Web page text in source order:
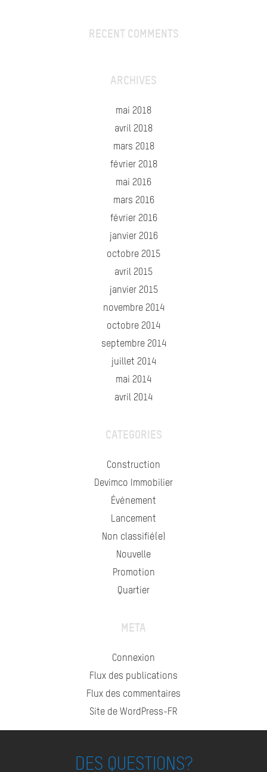
RECENT COMMENTS
ARCHIVES
mai 2018
avril 2018
mars 2018
février 2018
mai 2016
mars 2016
février 2016
janvier 2016
octobre 2015
avril 2015
janvier 2015
novembre 2014
octobre 2014
septembre 2014
juillet 2014
mai 2014
avril 2014
CATEGORIES
Construction
Devimco Immobilier
Événement
Lancement
Non classifié(e)
Nouvelle
Promotion
Quartier
META
Connexion
Flux des publications
Flux des commentaires
Site de WordPress-FR
DES QUESTIONS?